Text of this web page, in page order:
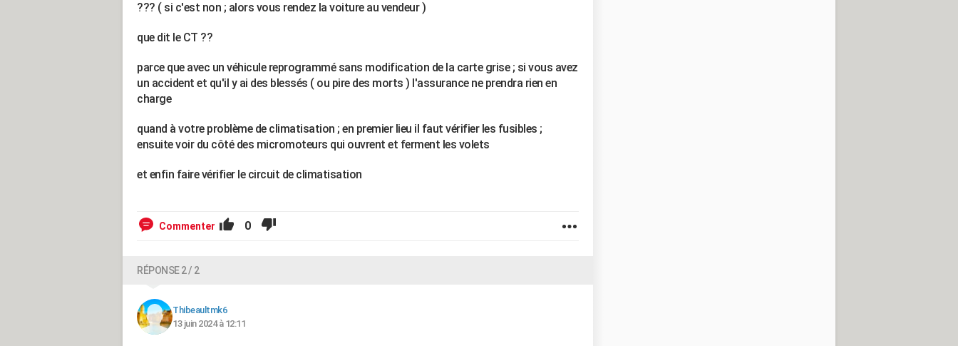
??? ( si c'est non ; alors vous rendez la voiture au vendeur )
que dit le CT ??
parce que avec un véhicule reprogrammé sans modification de la carte grise ; si vous avez
un accident et qu'il y ai des blessés ( ou pire des morts ) l'assurance ne prendra rien en
charge
quand à votre problème de climatisation ; en premier lieu il faut vérifier les fusibles ;
ensuite voir du côté des micromoteurs qui ouvrent et ferment les volets
et enfin faire vérifier le circuit de climatisation
Commenter 0
RÉPONSE 2 / 2
Thibeaultmk6
13 juin 2024 à 12:11